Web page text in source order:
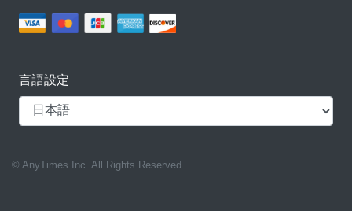
言語設定
© AnyTimes Inc. All Rights Reserved